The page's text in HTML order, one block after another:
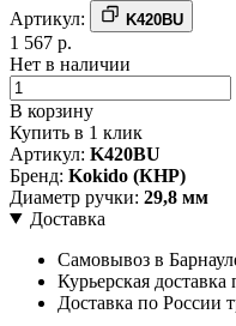
Артикул: K420BU
1 567 р.
Нет в наличии
В корзину
Купить в 1 клик
Артикул: K420BU
Бренд: Kokido (КНР)
Диаметр ручки: 29,8 мм
Доставка
Самовывоз в
Курьерская доставка
Доставка по России